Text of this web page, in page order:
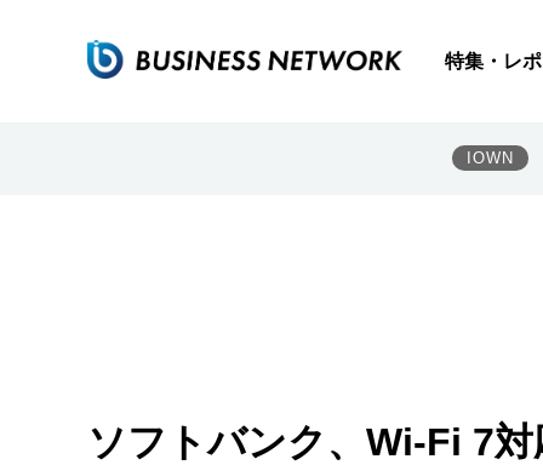
特集・レ
IOWN
ソフトバンク、Wi-Fi 7